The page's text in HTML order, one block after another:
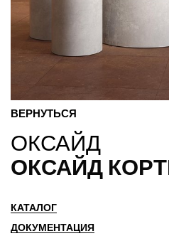
ВЕРНУТЬСЯ
ОКСАЙД
ОКСАЙД
КАТАЛОГ
ДОКУМЕНТАЦИЯ